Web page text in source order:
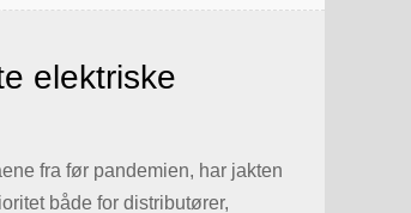
elektriske
valg,
innen
fra før pandemien, har jakten
både for distributører,